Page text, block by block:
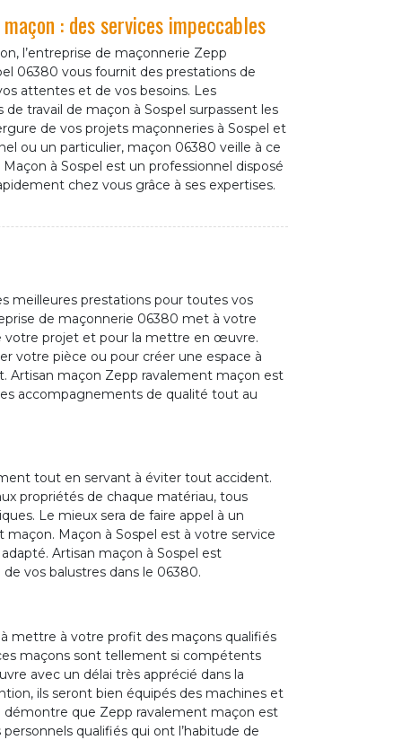
: des services impeccables
l’entreprise de maçonnerie Zepp
06380 vous fournit des prestations de
attentes et de vos besoins. Les
travail de maçon à Sospel surpassent les
de vos projets maçonneries à Sospel et
ou un particulier, maçon 06380 veille à ce
à Sospel est un professionnel disposé
chez vous grâce à ses expertises.
meilleures prestations pour toutes vos
de maçonnerie 06380 met à votre
votre projet et pour la mettre en œuvre.
votre pièce ou pour créer une espace à
Artisan maçon Zepp ravalement maçon est
accompagnements de qualité tout au
tout en servant à éviter tout accident.
propriétés de chaque matériau, tous
Le mieux sera de faire appel à un
Maçon à Sospel est à votre service
Artisan maçon à Sospel est
vos balustres dans le 06380.
mettre à votre profit des maçons qualifiés
maçons sont tellement si compétents
avec un délai très apprécié dans la
ils seront bien équipés des machines et
démontre que Zepp ravalement maçon est
qualifiés qui ont l’habitude de